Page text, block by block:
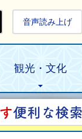
音声読み上げ
観光・文化